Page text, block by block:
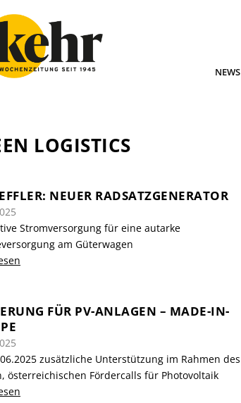
NEWS
LOGISTICS
NEUER RADSATZGENERATOR
Stromversorgung für eine autarke
am Güterwagen
FÜR PV-ANLAGEN – MADE-IN-
zusätzliche Unterstützung im Rahmen des
österreichischen Fördercalls für Photovoltaik